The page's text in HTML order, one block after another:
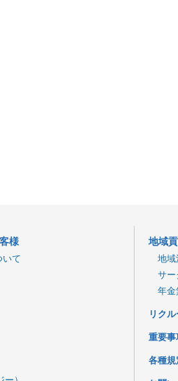
様
て
地域
地域
サー
年金
リクル
重要
各種規